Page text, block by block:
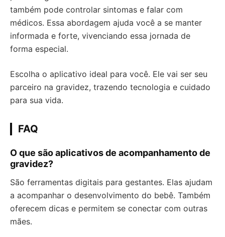
também pode controlar sintomas e falar com
médicos. Essa abordagem ajuda você a se manter
informada e forte, vivenciando essa jornada de
forma especial.
Escolha o aplicativo ideal para você. Ele vai ser seu
parceiro na gravidez, trazendo tecnologia e cuidado
para sua vida.
FAQ
O que são aplicativos de acompanhamento de
gravidez?
São ferramentas digitais para gestantes. Elas ajudam
a acompanhar o desenvolvimento do bebê. Também
oferecem dicas e permitem se conectar com outras
mães.